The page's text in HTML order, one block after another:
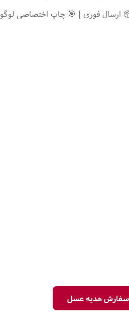
ارسال فوری | 🎯 چاپ اختصاصی لوگو
سفارش هدیه عسل